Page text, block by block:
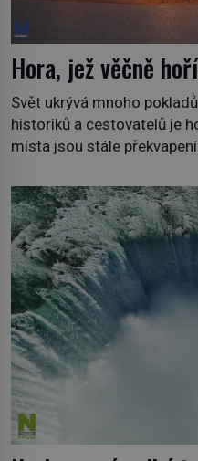
Hora, jež věčně
Svět ukrývá mnoho
historiků a cestovatelů je
místa jsou stále
Albánie či úchvatná
která nám mají co
historička Bettany
pozoruhodné úkazy, o
neslyšeli. Hora, […]